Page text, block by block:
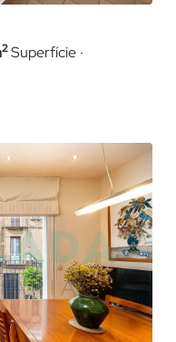
2Superfície